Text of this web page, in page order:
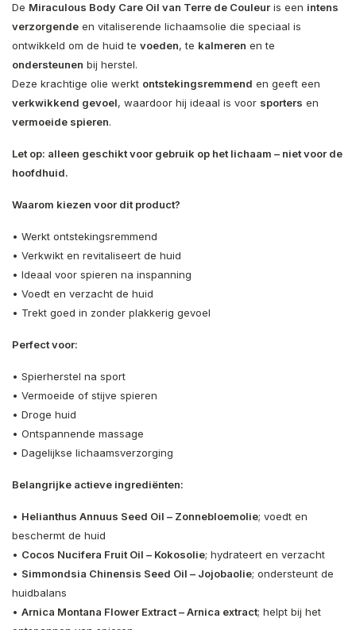
De Miraculous Body Care Oil van Terre de Couleur is een intens
verzorgende en vitaliserende lichaamsolie die speciaal is
ontwikkeld om de huid te voeden, te kalmeren en te
ondersteunen bij herstel.
Deze krachtige olie werkt ontstekingsremmend en geeft een
verkwikkend gevoel, waardoor hij ideaal is voor sporters en
vermoeide spieren.
Let op: alleen geschikt voor gebruik op het lichaam – niet voor de
hoofdhuid.
Waarom kiezen voor dit product?
• Werkt ontstekingsremmend
• Verkwikt en revitaliseert de huid
• Ideaal voor spieren na inspanning
• Voedt en verzacht de huid
• Trekt goed in zonder plakkerig gevoel
Perfect voor:
• Spierherstel na sport
• Vermoeide of stijve spieren
• Droge huid
• Ontspannende massage
• Dagelijkse lichaamsverzorging
Belangrijke actieve ingrediënten:
• Helianthus Annuus Seed Oil – Zonnebloemolie; voedt en
beschermt de huid
• Cocos Nucifera Fruit Oil – Kokosolie; hydrateert en verzacht
• Simmondsia Chinensis Seed Oil – Jojobaolie; ondersteunt de
huidbalans
• Arnica Montana Flower Extract – Arnica extract; helpt bij het